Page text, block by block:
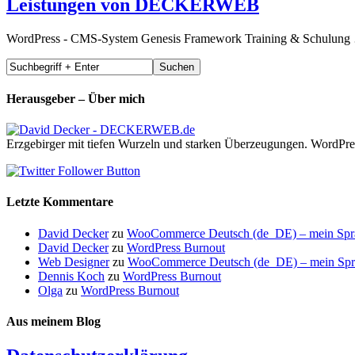
Leistungen von DECKERWEB
WordPress - CMS-System Genesis Framework Training &
Herausgeber – Über mich
Erzgebirger mit tiefen Wurzeln und starken Überzeugungen.
Letzte Kommentare
David Deckerzu WooCommerce Deutsch (de_DE) – mein
David Deckerzu WordPress Burnout
Web Designerzu WooCommerce Deutsch (de_DE) – mein
Dennis Koch zu WordPress Burnout
Olga zu WordPress Burnout
Aus meinem Blog